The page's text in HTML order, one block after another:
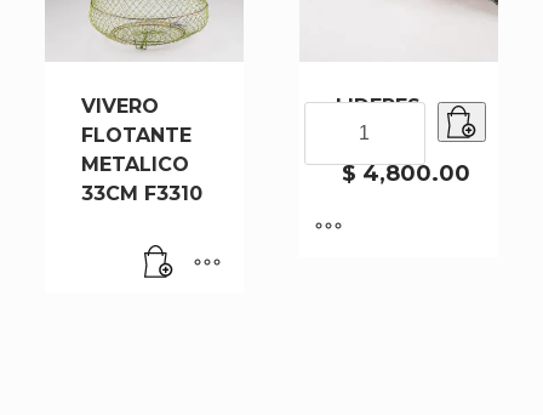
VIVERO
FLOTANTE
METALICO
33CM F3310
LIDERES
X10 PCS
$4,800.00
PCS